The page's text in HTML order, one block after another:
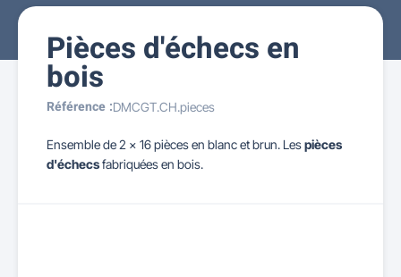
Pièces d'échecs en
bois
Référence :DMCGT.CH.pieces
Ensemble de 2 x 16 pièces en blanc et brun. Lespièces
d'échecsfabriquées en bois.